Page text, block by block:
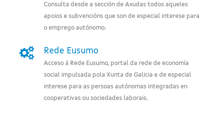
Consulta desde a sección de Axudas todos aqueles
apoios e subvencións que son de especial interese para
o emprego autónomo.
Rede Eusumo
Acceso á Rede Eusumo, portal da rede de economía
social impulsada pola Xunta de Galicia e de especial
interese para as persoas autónomas integradas en
cooperativas ou sociedades laborais.